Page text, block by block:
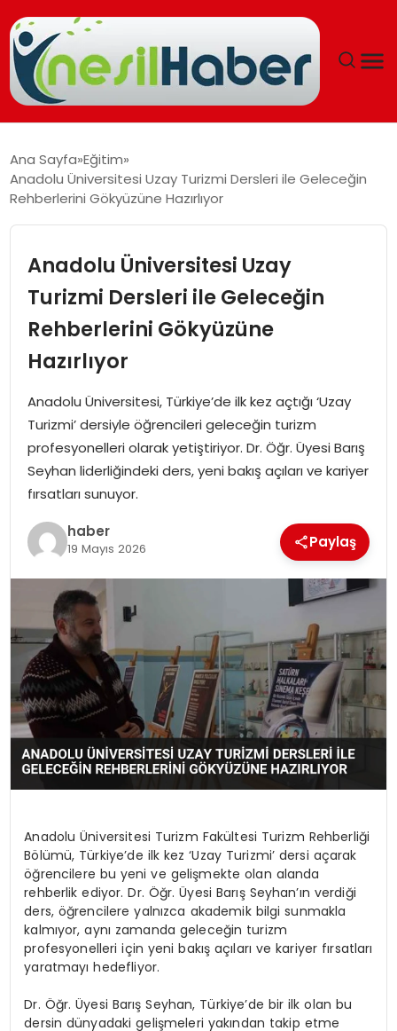
GÜNCEL
SOSYAL HABER
EKONOMI
MAGAZIN
Ana Sayfa Eğitim
Anadolu Üniversitesi Uzay Turizmi Dersleri ile Geleceğin
Rehberlerini Gökyüzüne Hazırlıyor
Anadolu Üniversitesi Uzay
Turizmi Dersleri ile Geleceğin
Rehberlerini Gökyüzüne
Hazırlıyor
Anadolu Üniversitesi, Türkiye’de ilk kez açtığı ‘Uzay
Turizmi’ dersiyle öğrencileri geleceğin turizm
profesyonelleri olarak yetiştiriyor. Dr. Öğr. Üyesi Barış
Seyhan liderliğindeki ders, yeni bakış açıları ve kariyer
fırsatları sunuyor.
haber
19 Mayıs 2026 Paylaş
Anadolu Üniversitesi Turizm Fakültesi Turizm Rehberliği
Bölümü, Türkiye’de ilk kez ‘Uzay Turizmi’ dersi açarak
öğrencilere bu yeni ve gelişmekte olan alanda
rehberlik ediyor. Dr. Öğr. Üyesi Barış Seyhan’ın verdiği
ders, öğrencilere yalnızca akademik bilgi sunmakla
kalmıyor, aynı zamanda geleceğin turizm
profesyonelleri için yeni bakış açıları ve kariyer fırsatları
yaratmayı hedefliyor.
Dr. Öğr. Üyesi Barış Seyhan, Türkiye’de bir ilk olan bu
dersin dünyadaki gelişmeleri yakından takip etme